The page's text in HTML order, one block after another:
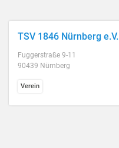
TSV 1846 Nürnberg e.V.
Fuggerstraße 9-11
90439 Nürnberg
Verein